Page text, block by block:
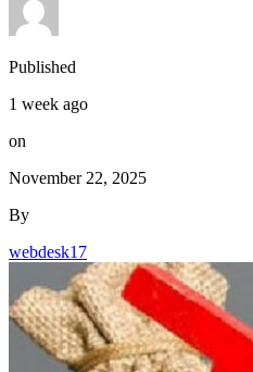
Published
1 week ago
on
November 22, 2025
By
webdesk17